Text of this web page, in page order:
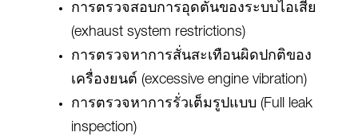
การตรวจสอบการอุดตันของระบบไอเสีย
(exhaust system restrictions)
การตรวจหาการสั่นสะเทือนผิดปกติของ
เครื่องยนต์ (excessive engine vibration)
การตรวจหาการรั่วเต็มรูปแบบ (Full leak
inspection)